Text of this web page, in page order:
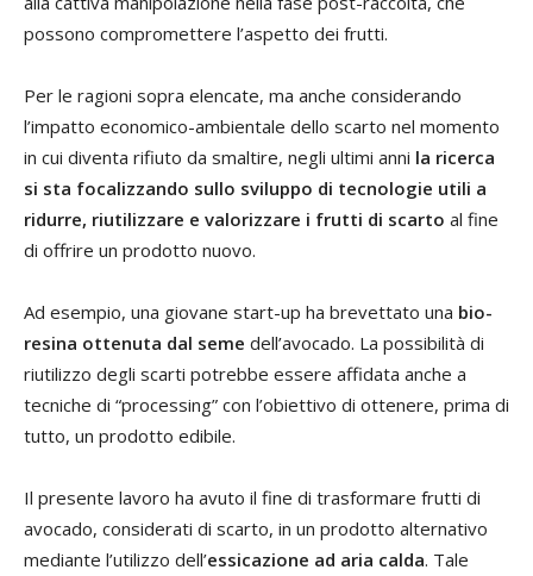
possono compromettere l’aspetto dei frutti.
Per le ragioni sopra elencate, ma anche considerando
l’impatto economico-ambientale dello scarto nel momento
in cui diventa rifiuto da smaltire, negli ultimi anni la ricerca
si sta focalizzando sullo sviluppo di tecnologie utili a
ridurre, riutilizzare e valorizzare i frutti di scarto al fine
di offrire un prodotto nuovo.
Ad esempio, una giovane start-up ha brevettato una bio-
resina ottenuta dal seme dell’avocado. La possibilità di
riutilizzo degli scarti potrebbe essere affidata anche a
tecniche di “processing” con l’obiettivo di ottenere, prima di
tutto, un prodotto edibile.
Il presente lavoro ha avuto il fine di trasformare frutti di
avocado, considerati di scarto, in un prodotto alternativo
mediante l’utilizzo dell’essicazione ad aria calda. Tale